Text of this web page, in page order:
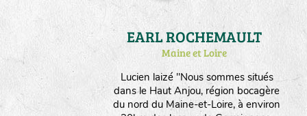
Lucien laizé "Nous sommes situés
dans le Haut Anjou, région bocagère
du nord du Maine-et-Loire, à environ
EARL ROCHEMAULT
Maine et Loire